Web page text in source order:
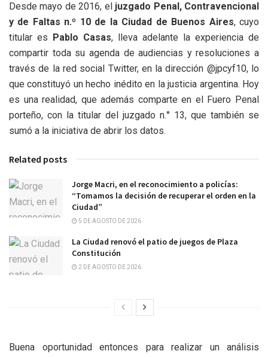
Desde mayo de 2016, el juzgado Penal, Contravencional
y de Faltas n.º 10 de la Ciudad de Buenos Aires, cuyo
titular es
Pablo Casas, lleva adelante la experiencia de
compartir toda su agenda de audiencias y resoluciones a
través de la red social Twitter, en la dirección @jpcyf10, lo
que constituyó un hecho inédito en la justicia argentina. Hoy
es una realidad, que además comparte en el Fuero Penal
porteño, con la titular del juzgado n.° 13, que también se
sumó a la iniciativa de abrir los datos.
Related posts
Jorge Macri, en el reconocimiento a policías:
“Tomamos la decisión de recuperar el orden en la
Ciudad”
5 DE AGOSTO DE 2026
La Ciudad renovó el patio de juegos de Plaza
Constitución
2 DE AGOSTO DE 2026
Buena oportunidad entonces para realizar un análisis